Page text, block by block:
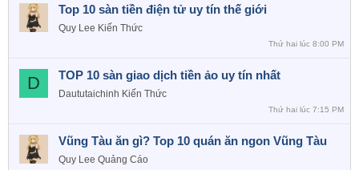
Top 10 sàn tiền điện tử uy tín thế giới
Quy Lee Kiến Thức
Thứ hai lúc 8:00 PM
D TOP 10 sàn giao dịch tiền ảo uy tín nhất
Daututaichinh Kiến Thức
Thứ hai lúc 7:15 PM
Vũng Tàu ăn gì? Top 10 quán ăn ngon Vũng Tàu
Quy Lee Quảng Cáo